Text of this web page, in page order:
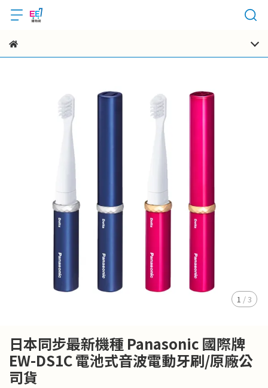
1 /3
日本同步最新機種 Panasonic 國際牌
EW-DS1C 電池式音波電動牙刷/原廠公
司貨